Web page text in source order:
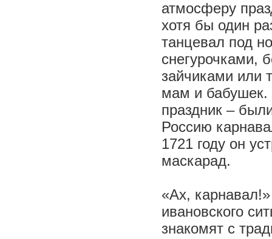
атмосферу
хотя бы один
танцевал под
снегурочками,
зайчиками или
мам и бабушек.
праздник –
Россию
1721 году он
маскарад.
«Ах,
ивановского
знакомят с